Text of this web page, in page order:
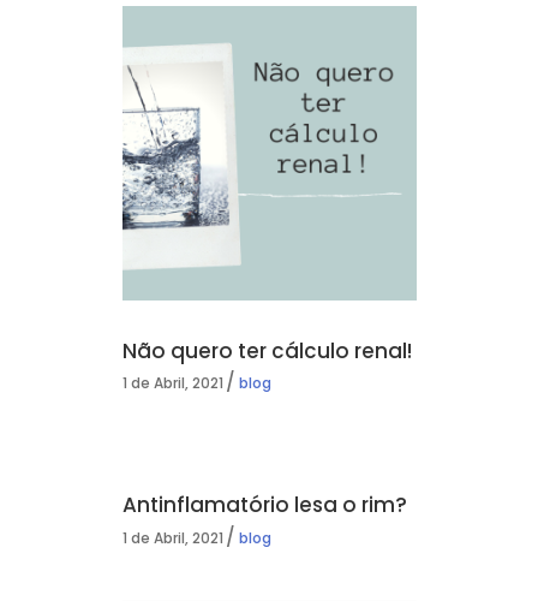
Não quero ter cálculo renal!
1 de Abril, 2021 blog
Antinflamatório lesa o rim?
1 de Abril, 2021 blog